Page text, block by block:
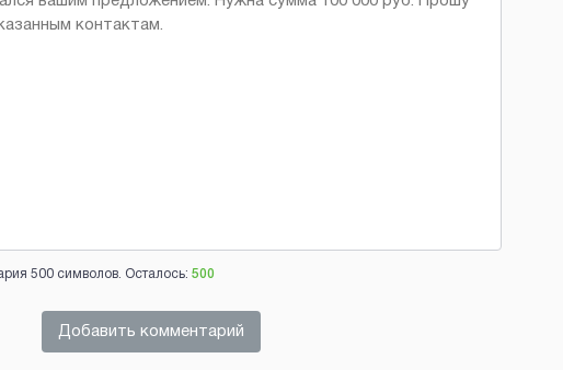
500 символов. Осталось: 500
Добавить комментарий